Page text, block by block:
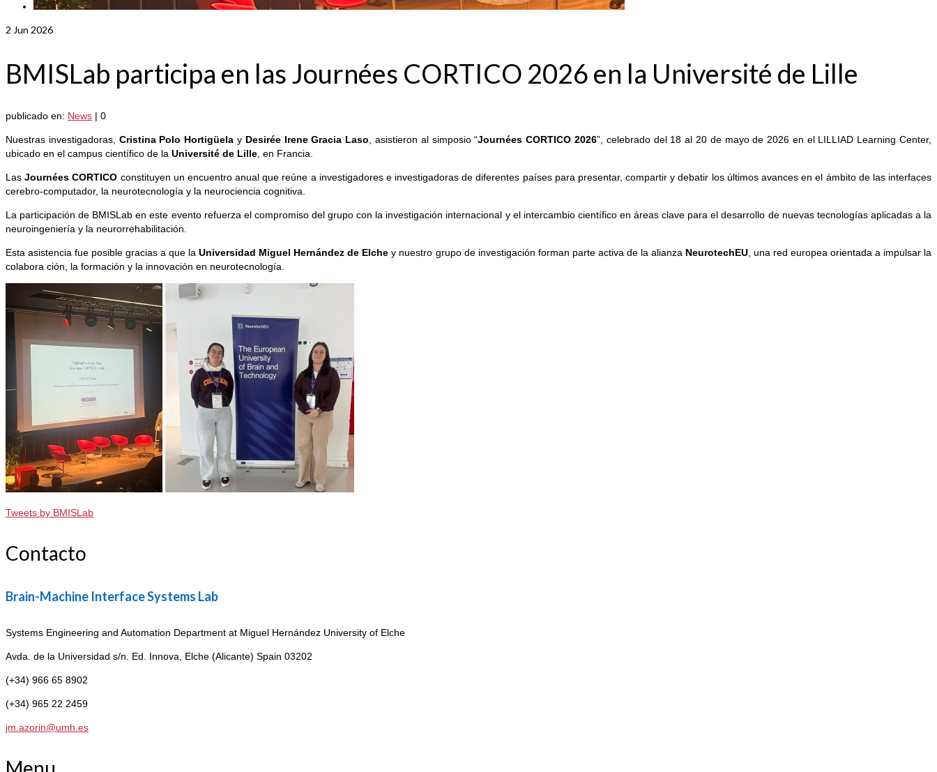
2 Jun 2026
BMISLab participa en las Journées CORTICO 2026 en la Université de Lille
publicado en: News | 0
Nuestras investigadoras, Cristina Polo Hortigüela y Desirée Irene Gracia Laso , asistieron al simposio “Journées CORTICO 2026”, celebrado del 18 al 20 de mayo de 2026 en el LILLIAD Learning Center,
ubicado en el campus científico de la Université de Lille , en Francia.
LasJournées CORTICO constituyen un encuentro anual que reúne a investigadores e investigadoras de diferentes países para presentar, compartir y debatir los últimos avances en el ámbito de las interfaces
cerebro-computador, la neurotecnología y la neurociencia cognitiva.
La participación de BMISLab en este evento refuerza el compromiso del grupo con la investigación internacional y el intercambio científico en áreas clave para el desarrollo de nuevas tecnologías aplicadas a la
neuroingeniería y la neurorrehabilitación.
Esta asistencia fue posible gracias a que laUniversidad Miguel Hernández de Elche y nuestro grupo de investigación forman parte activa de la alianza NeurotechEU, una red europea orientada a impulsar la
colabora ción, la formación y la innovación en neurotecnología.
Tweets by BMISLab
Contacto
Brain-Machine Interface Systems Lab
Systems Engineering and Automation Department at Miguel Hernández University of Elche
Avda. de la Universidad s/n. Ed. Innova, Elche (Alicante) Spain 03202
(+34) 966 65 8902
(+34) 965 22 2459
jm.azorin@umh.es